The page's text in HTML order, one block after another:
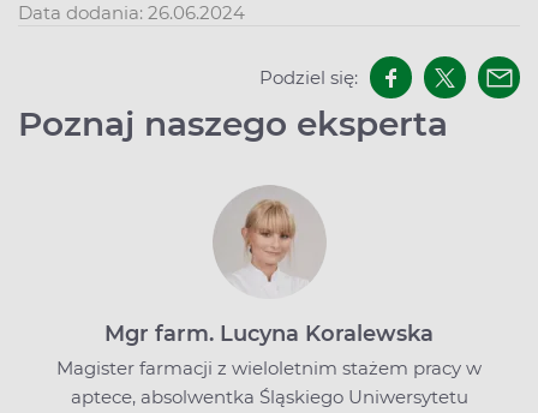
Data dodania: 26.06.2024
Podziel się:
Poznaj naszego eksperta
Mgr farm. Lucyna Koralewska
Magister farmacji z wieloletnim stażem pracy w
aptece, absolwentka Śląskiego Uniwersytetu